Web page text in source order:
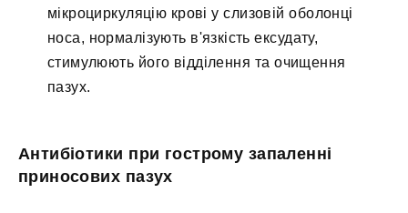
мікроциркуляцію крові у слизовій оболонці
носа, нормалізують в'язкість ексудату,
стимулюють його відділення та очищення
пазух.
Антибіотики при гострому запаленні
приносових пазух